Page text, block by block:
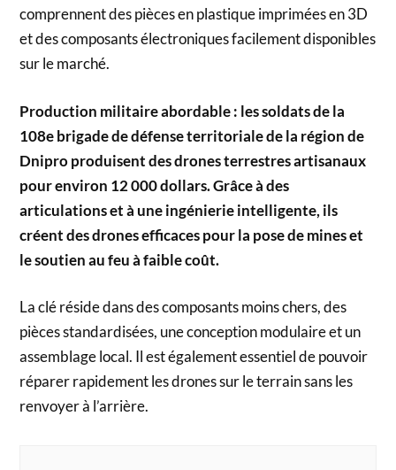
comprennent des pièces en plastique imprimées en 3D
et des composants électroniques facilement disponibles
sur le marché.
Production militaire abordable : les soldats de la
108e brigade de défense territoriale de la région de
Dnipro produisent des drones terrestres artisanaux
pour environ 12 000 dollars. Grâce à des
articulations et à une ingénierie intelligente, ils
créent des drones efficaces pour la pose de mines et
le soutien au feu à faible coût.
La clé réside dans des composants moins chers, des
pièces standardisées, une conception modulaire et un
assemblage local. Il est également essentiel de pouvoir
réparer rapidement les drones sur le terrain sans les
renvoyer à l’arrière.